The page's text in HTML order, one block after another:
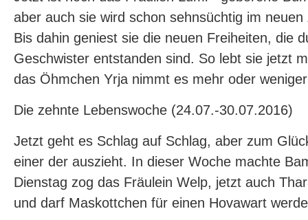
aber auch sie wird schon sehnsüchtig im
Bis dahin geniest sie die neuen Freiheiten, die
Geschwister entstanden sind. So lebt sie jetzt
das Öhmchen Yrja nimmt es mehr oder
Die zehnte Lebenswoche (24.07.-30.07.2016)
Jetzt geht es Schlag auf Schlag, aber zum
einer der auszieht. In dieser Woche machte
Dienstag zog das Fräulein Welp, jetzt auch
und darf Maskottchen für einen Hovawart